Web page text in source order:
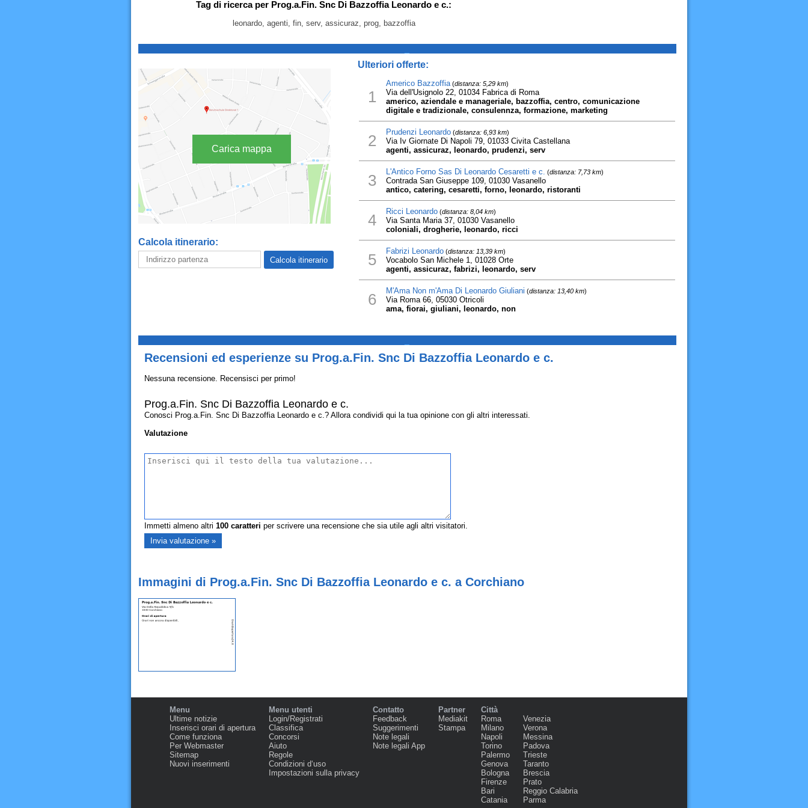
Tag di ricerca per Prog.a.Fin. Snc Di Bazzoffia Leonardo e c.:
leonardo, agenti, fin, serv, assicuraz, prog, bazzoffia
Carica mappa
Calcola itinerario:
Ulteriori offerte:
1
Americo Bazzoffia(distanza: 5,29 km)
Via dell'Usignolo 22, 01034 Fabrica di Roma
americo, aziendale e manageriale, bazzoffia, centro, comunicazione
digitale e tradizionale, consulennza, formazione, marketing
2 Prudenzi Leonardo(distanza: 6,93 km)
Via Iv Giornate Di Napoli 79, 01033 Civita Castellana
agenti, assicuraz, leonardo, prudenzi, serv
3 L'Antico Forno Sas Di Leonardo Cesaretti e c. (distanza: 7,73 km)
Contrada San Giuseppe 109, 01030 Vasanello
antico, catering, cesaretti, forno, leonardo, ristoranti
4 Ricci Leonardo(distanza: 8,04 km)
Via Santa Maria 37, 01030 Vasanello
coloniali, drogherie, leonardo, ricci
5 Fabrizi Leonardo(distanza: 13,39 km)
Vocabolo San Michele 1, 01028 Orte
agenti, assicuraz, fabrizi, leonardo, serv
6 M'Ama Non m'Ama Di Leonardo Giuliani (distanza: 13,40 km)
Via Roma 66, 05030 Otricoli
ama, fiorai, giuliani, leonardo, non
Recensioni ed esperienze su Prog.a.Fin. Snc Di Bazzoffia Leonardo e c.
Nessuna recensione. Recensisci per primo!
Prog.a.Fin. Snc Di Bazzoffia Leonardo e c.
Conosci Prog.a.Fin. Snc Di Bazzoffia Leonardo e c.? Allora condividi qui la tua opinione con gli altri interessati.
Valutazione
Immetti almeno altri 100caratteri per scrivere una recensione che sia utile agli altri visitatori.
Immagini di Prog.a.Fin. Snc Di Bazzoffia Leonardo e c. a Corchiano
Menu
Ultime notizie
Inserisci orari di apertura
Come funziona
Per Webmaster
Sitemap
Nuovi inserimenti
Menu utenti
Login/Registrati
Classifica
Concorsi
Aiuto
Regole
Condizioni d‘uso
Impostazioni sulla privacy
Contatto
Feedback
Suggerimenti
Note legali
Note legali App
Partner
Mediakit
Stampa
Città
Roma
Milano
Napoli
Torino
Palermo
Genova
Bologna
Firenze
Bari
Catania
Venezia
Verona
Messina
Padova
Trieste
Taranto
Brescia
Prato
Reggio Calabria
Parma